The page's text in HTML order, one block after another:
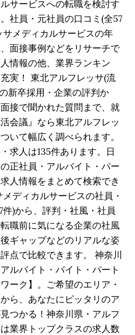
サービスへの転職を検討す
社員・元社員の口コミ(全57
メディカルサービスの年
面接事例などをリサーチで
情報の他、業界ランキン
実！ 東北アルフレッサ(流
新卒採用・企業の評判か
接で聞かれた質問まで、就
会議』なら東北アルフレッ
いて幅広く調べられます。
求人は135件あります。日
正社員・アルバイト・パー
人情報をまとめて検索でき
ディカルサービスの社員・
)から、評判・社風・社員
職前に気になる企業の社風
ギャップなどのリアルな姿
点で比較できます。 神奈川
ルバイト・バイト・パート
ーク】。ご希望のエリア・
ら、あなたにピッタリのア
つかる！神奈川県・アルフ
業界トップクラスの求人数